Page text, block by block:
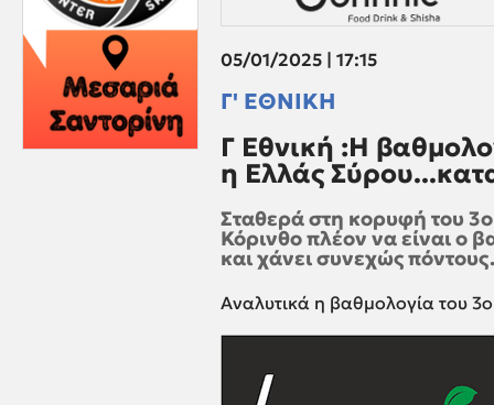
05/01/2025 | 17:15
Γ' ΕΘΝΙΚΗ
Γ Εθνική :Η
η Ελλάς
Σταθερά στη κορυφή του
Κόρινθο πλέον να είναι ο
και χάνει συνεχώς πόντους.
Αναλυτικά η βαθμολογία του